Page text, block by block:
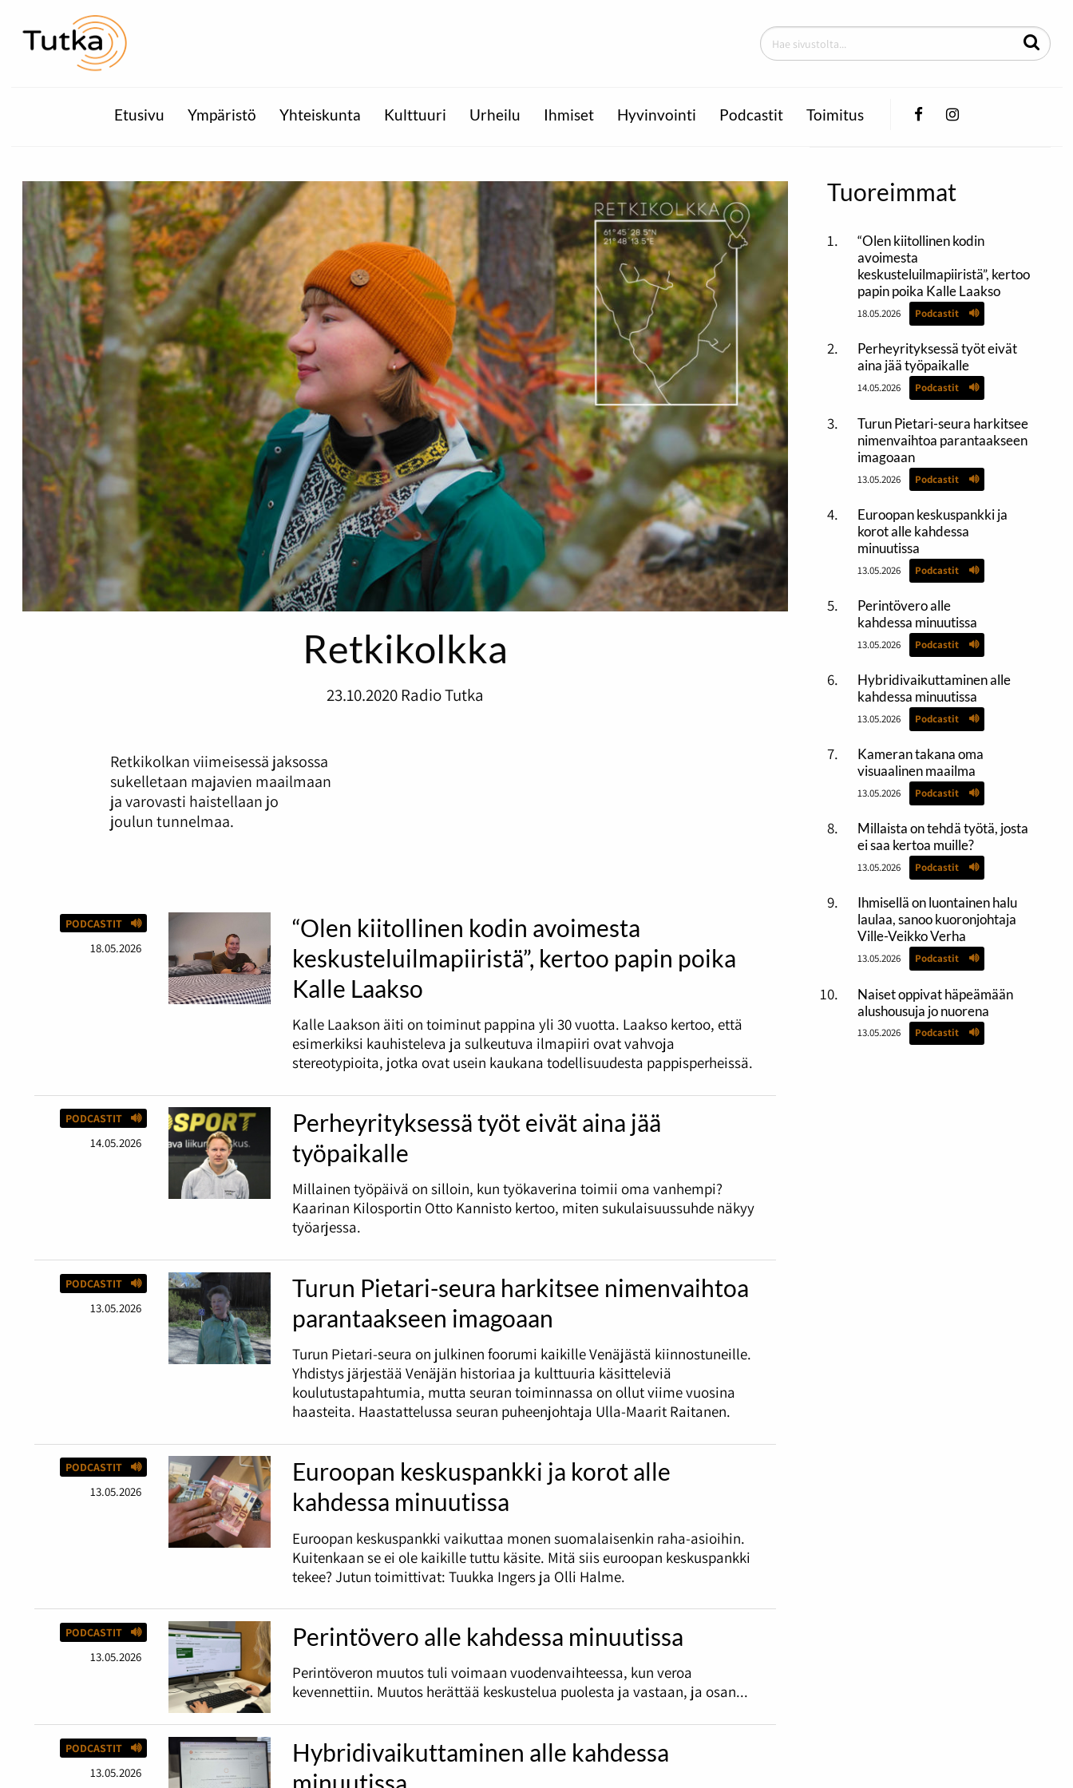
Etusivu Ympäristö Yhteiskunta Kulttuuri Urheilu Ihmiset Hyvinvointi Podcastit Toimitus FacebookInstagram
Retkikolkka
23.10.2020 Radio Tutka
Retkikolkan viimeisessä jaksossa
sukelletaan majavien maailmaan
ja varovasti haistellaan jo
joulun tunnelmaa.
PODCASTIT
18.05.2026
“Olen kiitollinen kodin avoimesta
keskusteluilmapiiristä”, kertoo papin poika
Kalle Laakso
Kalle Laakson äiti on toiminut pappina yli 30 vuotta. Laakso kertoo, että
esimerkiksi kauhisteleva ja sulkeutuva ilmapiiri ovat vahvoja
stereotypioita, jotka ovat usein kaukana todellisuudesta pappisperheissä.
PODCASTIT
14.05.2026
Perheyrityksessä työt eivät aina jää
työpaikalle
Millainen työpäivä on silloin, kun työkaverina toimii oma vanhempi?
Kaarinan Kilosportin Otto Kannisto kertoo, miten sukulaisuussuhde näkyy
työarjessa.
PODCASTIT
13.05.2026
Turun Pietari-seura harkitsee nimenvaihtoa
parantaakseen imagoaan
Turun Pietari-seura on julkinen foorumi kaikille Venäjästä kiinnostuneille.
Yhdistys järjestää Venäjän historiaa ja kulttuuria käsitteleviä
koulutustapahtumia, mutta seuran toiminnassa on ollut viime vuosina
haasteita. Haastattelussa seuran puheenjohtaja Ulla-Maarit Raitanen.
PODCASTIT
13.05.2026
Euroopan keskuspankki ja korot alle
kahdessa minuutissa
Euroopan keskuspankki vaikuttaa monen suomalaisenkin raha-asioihin.
Kuitenkaan se ei ole kaikille tuttu käsite. Mitä siis euroopan keskuspankki
tekee? Jutun toimittivat: Tuukka Ingers ja Olli Halme.
PODCASTIT
13.05.2026
Perintövero alle kahdessa minuutissa
Perintöveron muutos tuli voimaan vuodenvaihteessa, kun veroa
kevennettiin. Muutos herättää keskustelua puolesta ja vastaan, ja osan...
PODCASTIT
13.05.2026
Hybridivaikuttaminen alle kahdessa
minuutissa
Tuoreimmat
“Olen kiitollinen kodin
avoimesta
keskusteluilmapiiristä”, kertoo
papin poika Kalle Laakso
18.05.2026 Podcastit
Perheyrityksessä työt eivät
aina jää työpaikalle
14.05.2026 Podcastit
Turun Pietari-seura harkitsee
nimenvaihtoa parantaakseen
imagoaan
13.05.2026 Podcastit
Euroopan keskuspankki ja
korot alle kahdessa
minuutissa
13.05.2026 Podcastit
Perintövero alle
kahdessa minuutissa
13.05.2026 Podcastit
Hybridivaikuttaminen alle
kahdessa minuutissa
13.05.2026 Podcastit
Kameran takana oma
visuaalinen maailma
13.05.2026 Podcastit
Millaista on tehdä työtä, josta
ei saa kertoa muille?
13.05.2026 Podcastit
Ihmisellä on luontainen halu
laulaa, sanoo kuoronjohtaja
Ville-Veikko Verha
13.05.2026 Podcastit
Naiset oppivat häpeämään
alushousuja jo nuorena
13.05.2026 Podcastit